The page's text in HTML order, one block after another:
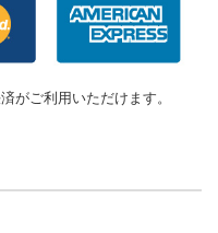
がご利用いただけます。